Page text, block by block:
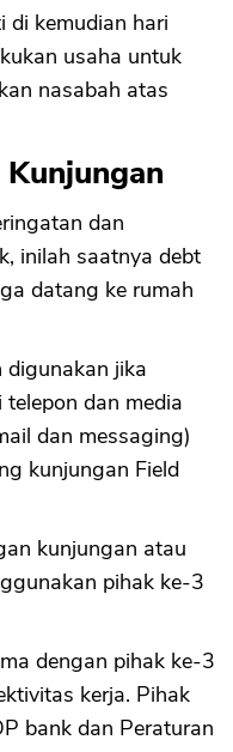
di kemudian hari
usaha untuk
nasabah atas
dan
inilah saatnya debt
datang ke rumah
digunakan jika
dan media
dan messaging)
kunjungan Field
kunjungan atau
pihak ke-3
dengan pihak ke-3
kerja. Pihak
bank dan Peraturan